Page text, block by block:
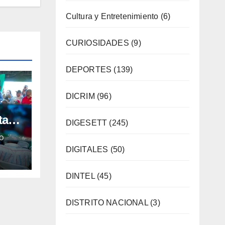
Cultura y Entretenimiento (6)
CURIOSIDADES (9)
DEPORTES (139)
DICRIM (96)
DIGESETT (245)
DIGITALES (50)
DINTEL(45)
DISTRITO NACIONAL(3)